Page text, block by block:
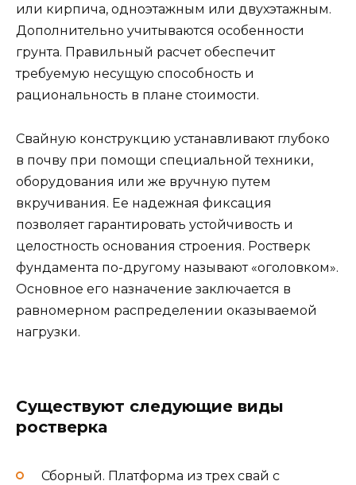
или кирпича, одноэтажным или двухэтажным.
Дополнительно учитываются особенности
грунта. Правильный расчет обеспечит
требуемую несущую способность и
рациональность в плане стоимости.
Свайную конструкцию устанавливают глубоко
в почву при помощи специальной техники,
оборудования или же вручную путем
вкручивания. Ее надежная фиксация
позволяет гарантировать устойчивость и
целостность основания строения. Ростверк
фундамента по-другому называют «оголовком».
Основное его назначение заключается в
равномерном распределении оказываемой
нагрузки.
Существуют следующие виды
ростверка
Сборный. Платформа из трех свай с